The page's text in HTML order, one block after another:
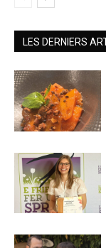
LES DERNIERS